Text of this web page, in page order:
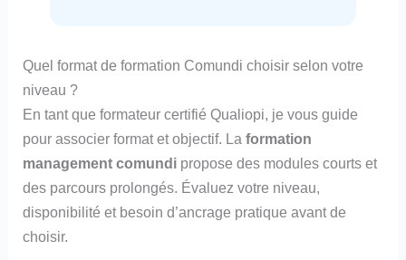
Quel format de formation Comundi choisir selon votre
niveau ?
En tant que formateur certifié Qualiopi, je vous guide
pour associer format et objectif. Laformation
management comundi propose des modules courts et
des parcours prolongés. Évaluez votre niveau,
disponibilité et besoin d’ancrage pratique avant de
choisir.